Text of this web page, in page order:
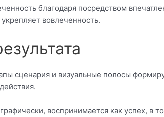
благодаря посредством
вовлеченность.
сценария и визуальные полосы
воспринимается как успех, в